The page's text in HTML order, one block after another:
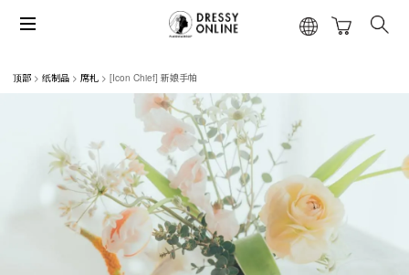
顶部 纸制品 席札 [Icon Chief] 新娘手帕